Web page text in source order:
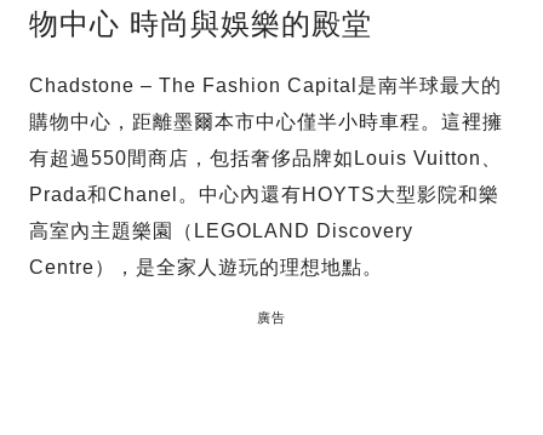
物中心 時尚與娛樂的殿堂
Chadstone – The Fashion Capital是南半球最大的
購物中心，距離墨爾本市中心僅半小時車程。這裡擁
有超過550間商店，包括奢侈品牌如Louis Vuitton、
Prada和Chanel。中心內還有HOYTS大型影院和樂
高室內主題樂園（LEGOLAND Discovery
Centre），是全家人遊玩的理想地點。
廣告